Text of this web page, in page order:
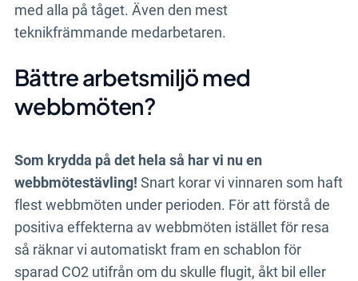
med alla på tåget. Även den mest
teknikfrämmande medarbetaren.
Bättre arbetsmiljö med
webbmöten?
Som krydda på det hela så har vi nu en
webbmötestävling! Snart korar vi vinnaren som haft
flest webbmöten under perioden. För att förstå de
positiva effekterna av webbmöten istället för resa
så räknar vi automatiskt fram en schablon för
sparad CO2 utifrån om du skulle flugit, åkt bil eller